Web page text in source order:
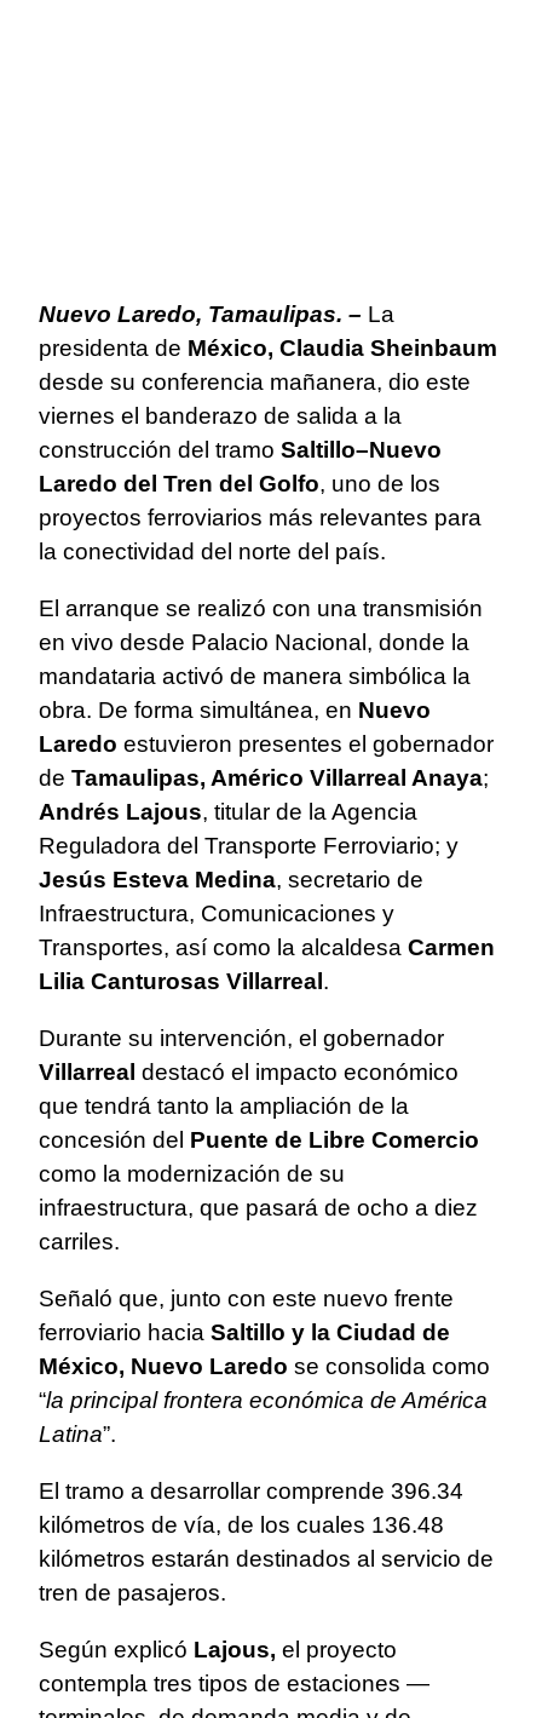
Nuevo Laredo, Tamaulipas. – La
presidenta de México, Claudia Sheinbaum
desde su conferencia mañanera, dio este
viernes el banderazo de salida a la
construcción del tramo Saltillo–Nuevo
Laredo del Tren del Golfo, uno de los
proyectos ferroviarios más relevantes para
la conectividad del norte del país.
El arranque se realizó con una transmisión
en vivo desde Palacio Nacional, donde la
mandataria activó de manera simbólica la
obra. De forma simultánea, en Nuevo
Laredo estuvieron presentes el gobernador
de Tamaulipas, Américo Villarreal Anaya;
Andrés Lajous, titular de la Agencia
Reguladora del Transporte Ferroviario; y
Jesús Esteva Medina, secretario de
Infraestructura, Comunicaciones y
Transportes, así como la alcaldesa Carmen
Lilia Canturosas Villarreal.
Durante su intervención, el gobernador
Villarreal destacó el impacto económico
que tendrá tanto la ampliación de la
concesión del Puente de Libre Comercio
como la modernización de su
infraestructura, que pasará de ocho a diez
carriles.
Señaló que, junto con este nuevo frente
ferroviario hacia Saltillo y la Ciudad de
México, Nuevo Laredo se consolida como
“la principal frontera económica de América
Latina”.
El tramo a desarrollar comprende 396.34
kilómetros de vía, de los cuales 136.48
kilómetros estarán destinados al servicio de
tren de pasajeros.
Según explicó Lajous, el proyecto
contempla tres tipos de estaciones —